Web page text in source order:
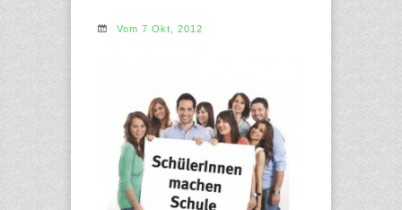
Vom 7 Okt, 2012